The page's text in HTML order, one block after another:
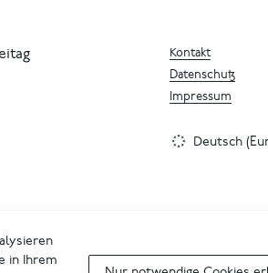
Kontakt
Datenschutz
Impressum
Deutsch
in Ihrem